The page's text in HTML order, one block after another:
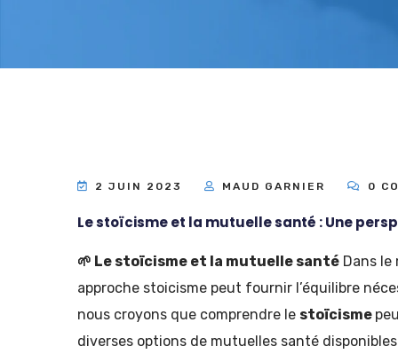
2 JUIN 2023 MAUD GARNIER 0
Le stoïcisme et la mutuelle santé : Une
🌱 Le stoïcisme et la mutuelle santé Dans
approche stoicisme peut fournir l’équilibre
nous croyons que comprendre le stoïcisme
diverses options de mutuelles santé disponibles.